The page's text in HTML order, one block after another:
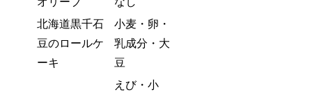
北海道黒千石
豆のロールケ
ーキ
小麦・卵・
乳成分・大
豆
えび・小